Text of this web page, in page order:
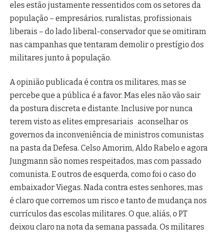
eles estão justamente ressentidos com os setores da
população – empresários, ruralistas, profissionais
liberais – do lado liberal-conservador que se omitiram
nas campanhas que tentaram demolir o prestígio dos
militares junto à população.
A opinião publicada é contra os militares, mas se
percebe que a pública é a favor. Mas eles não vão sair
da postura discreta e distante. Inclusive por nunca
terem visto as elites empresariais aconselhar os
governos da inconveniência de ministros comunistas
na pasta da Defesa. Celso Amorim, Aldo Rabelo e agora
Jungmann são nomes respeitados, mas com passado
comunista. E outros de esquerda, como foi o caso do
embaixador Viegas. Nada contra estes senhores, mas
é claro que corremos um risco e tanto de mudança nos
currículos das escolas militares. O que, aliás, o PT
deixou claro na nota da semana passada. Os militares